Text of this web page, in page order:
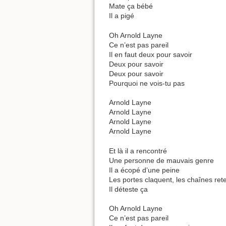
Mate ça bébé
Il a pigé
Oh Arnold Layne
Ce n’est pas pareil
Il en faut deux pour savoir
Deux pour savoir
Deux pour savoir
Pourquoi ne vois-tu pas
Arnold Layne
Arnold Layne
Arnold Layne
Arnold Layne
Et là il a rencontré
Une personne de mauvais genre
Il a écopé d’une peine
Les portes claquent, les chaînes
Il déteste ça
Oh Arnold Layne
Ce n’est pas pareil